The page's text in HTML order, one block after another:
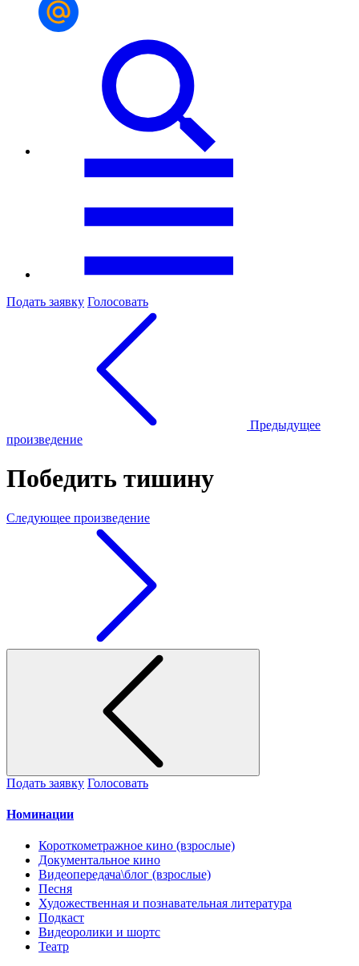
Подать заявку Голосовать
Предыдущее
произведение
Победить тишину
Следующее произведение
Подать заявку Голосовать
Номинации
Короткометражное кино (взрослые)
Документальное кино
Видеопередача\блог (взрослые)
Песня
Художественная и познавательная литература
Подкаст
Видеоролики и шортс
Театр